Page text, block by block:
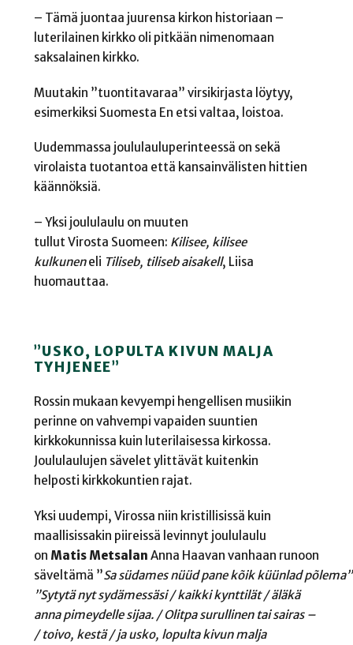
– Tämä juontaa juurensa kirkon historiaan –
luterilainen kirkko oli pitkään nimenomaan
saksalainen kirkko.
Muutakin ”tuontitavaraa” virsikirjasta löytyy,
esimerkiksi Suomesta En etsi valtaa, loistoa.
Uudemmassa joululauluperinteessä on sekä
virolaista tuotantoa että kansainvälisten hittien
käännöksiä.
– Yksi joululaulu on muuten
tullut Virosta Suomeen: Kilisee, kilisee
kulkuneneli Tiliseb, tiliseb aisakell, Liisa
huomauttaa.
”USKO, LOPULTA KIVUN MALJA
TYHJENEE”
Rossin mukaan kevyempi hengellisen musiikin
perinne on vahvempi vapaiden suuntien
kirkkokunnissa kuin luterilaisessa kirkossa.
Joululaulujen sävelet ylittävät kuitenkin
helposti kirkkokuntien rajat.
Yksi uudempi, Virossa niin kristillisissä kuin
maallisissakin piireissä levinnyt joululaulu
on Matis Metsalan Anna Haavan vanhaan runoon
säveltämä ”Sa südames nüüd pane kõik küünlad
”Sytytä nyt sydämessäsi / kaikki kynttilät / äläkä
anna pimeydelle sijaa. / Olitpa surullinen tai sairas –
/ toivo, kestä / ja usko, lopulta kivun malja